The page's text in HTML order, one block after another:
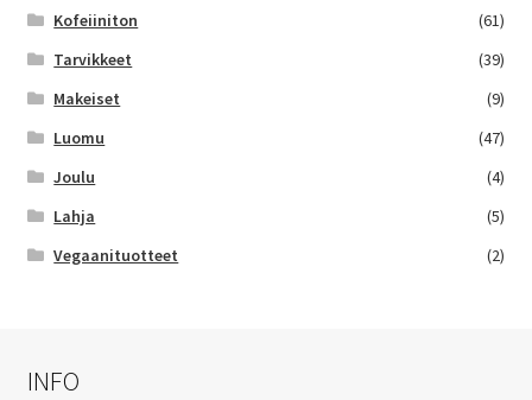
Kofeiiniton
(61)
Tarvikkeet
(39)
Makeiset
(9)
Luomu
(47)
Joulu
(4)
Lahja
(5)
Vegaanituotteet
(2)
INFO